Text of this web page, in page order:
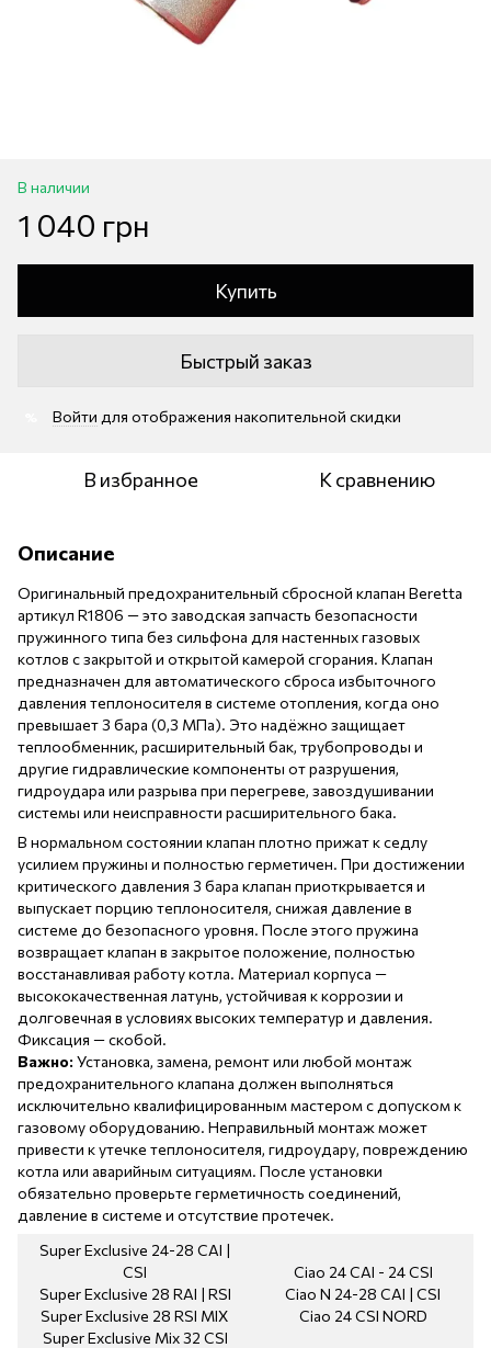
В наличии
1 040 грн
Купить
Быстрый заказ
Войти для отображения накопительной скидки
В избранное К сравнению
Описание
Оригинальный предохранительный сбросной клапан Beretta
артикул R1806 — это заводская запчасть безопасности
пружинного типа без сильфона для настенных газовых
котлов с закрытой и открытой камерой сгорания. Клапан
предназначен для автоматического сброса избыточного
давления теплоносителя в системе отопления, когда оно
превышает 3 бара (0,3 МПа). Это надёжно защищает
теплообменник, расширительный бак, трубопроводы и
другие гидравлические компоненты от разрушения,
гидроудара или разрыва при перегреве, завоздушивании
системы или неисправности расширительного бака.
В нормальном состоянии клапан плотно прижат к седлу
усилием пружины и полностью герметичен. При достижении
критического давления 3 бара клапан приоткрывается и
выпускает порцию теплоносителя, снижая давление в
системе до безопасного уровня. После этого пружина
возвращает клапан в закрытое положение, полностью
восстанавливая работу котла. Материал корпуса —
высококачественная латунь, устойчивая к коррозии и
долговечная в условиях высоких температур и давления.
Фиксация — скобой.
Важно: Установка, замена, ремонт или любой монтаж
предохранительного клапана должен выполняться
исключительно квалифицированным мастером с допуском к
газовому оборудованию. Неправильный монтаж может
привести к утечке теплоносителя, гидроудару, повреждению
котла или аварийным ситуациям. После установки
обязательно проверьте герметичность соединений,
давление в системе и отсутствие протечек.
Super Exclusive 24-28 CAI |
CSI
Super Exclusive 28 RAI | RSI
Super Exclusive 28 RSI MIX
Super Exclusive Mix 32 CSI
Ciao 24 CAI - 24 CSI
Ciao N 24-28 CAI | CSI
Ciao 24 CSI NORD